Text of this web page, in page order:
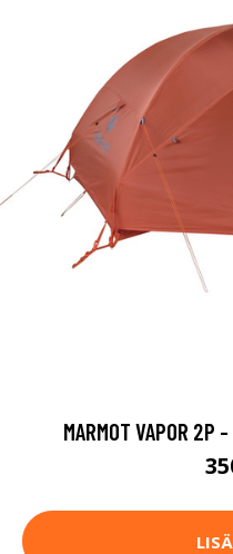
MARMOT VAPOR 2P